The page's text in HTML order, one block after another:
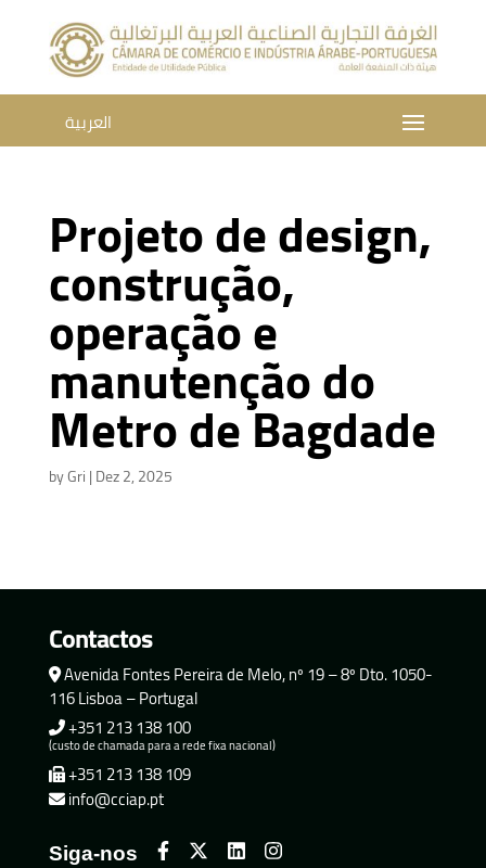
العربية
Projeto de design,
construção,
operação e
manutenção do
Metro de Bagdade
byGri|Dez 2, 2025
Contactos
Avenida Fontes Pereira de Melo, nº 19 – 8º Dto. 1050-
116 Lisboa – Portugal
+351 213 138 100
(custo de chamada para a rede fixa nacional)
+351 213 138 109
info@cciap.pt
Siga-nos